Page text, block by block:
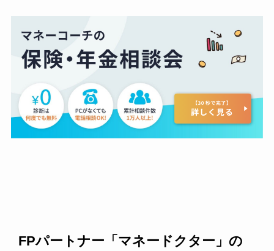
FPパートナー「マネードクター」の